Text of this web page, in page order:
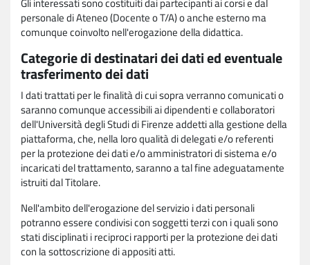
personale di Ateneo (Docente o T/A) o anche esterno ma
comunque coinvolto nell'erogazione della didattica.
Categorie di destinatari dei dati ed eventuale
trasferimento dei dati
I dati trattati per le finalità di cui sopra verranno comunicati o
saranno comunque accessibili ai dipendenti e collaboratori
dell'Università degli Studi di Firenze addetti alla gestione della
piattaforma, che, nella loro qualità di delegati e/o referenti
per la protezione dei dati e/o amministratori di sistema e/o
incaricati del trattamento, saranno a tal fine adeguatamente
istruiti dal Titolare.
Nell'ambito dell'erogazione del servizio i dati personali
potranno essere condivisi con soggetti terzi con i quali sono
stati disciplinati i reciproci rapporti per la protezione dei dati
con la sottoscrizione di appositi atti.